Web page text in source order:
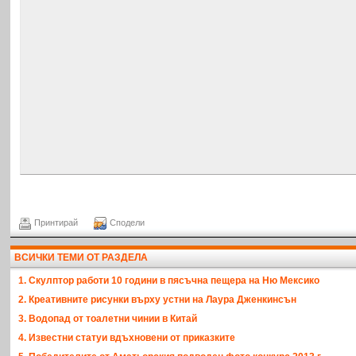
Принтирай Сподели
ВСИЧКИ ТЕМИ ОТ РАЗДЕЛА
1. Скулптор работи 10 години в пясъчна пещера на Ню Мексико
2. Креативните рисунки върху устни на Лаура Дженкинсън
3. Водопад от тоалетни чинии в Китай
4. Известни статуи вдъхновени от приказките